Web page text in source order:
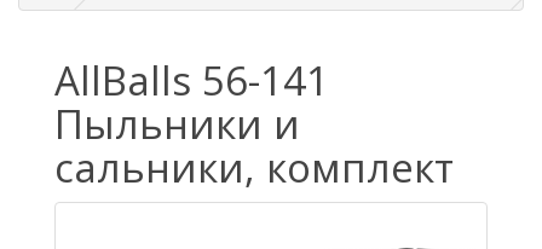
AllBalls 56-141
Пыльники и
сальники, комплект